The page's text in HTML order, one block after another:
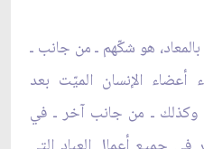
هو شكّهم ـ من جانب ـ
أعضاء الإنسان الميّت بعد
وكذلك ـ من جانب آخر ـ في